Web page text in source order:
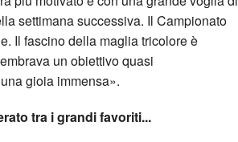
settimana successiva. Il Campionato
Il fascino della maglia tricolore è
un obiettivo quasi
gioia immensa».
tra i grandi favoriti...